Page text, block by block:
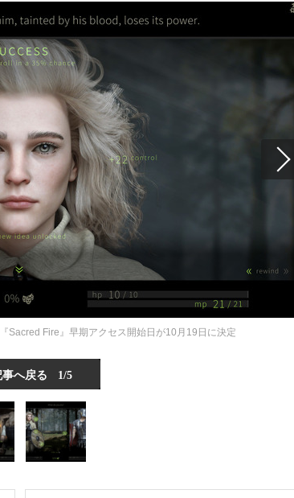
Sacred Fire』早期アクセス開始日が10月19日に決定
事へ戻る 1/5